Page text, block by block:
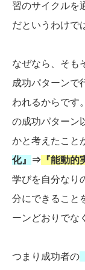
習のサイクルを
だというわけで
なぜなら、そも
成功パターンで
われるからです
の成功パターン
かと考えたこと
化』
⇒ 『能動的
学びを自分なり
分にできること
ーンどおりでな
つまり成功者の